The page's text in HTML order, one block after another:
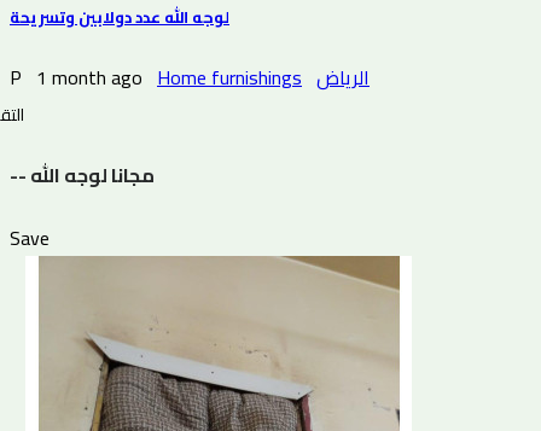
لوجه الله عدد دولابين وتسريحة
P 1 month ago Home furnishings الرياض
0
-- مجانا لوجه الله
Save